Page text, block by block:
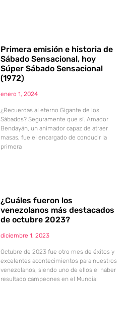
Primera emisión e historia de
Sábado Sensacional, hoy
Súper Sábado Sensacional
(1972)
enero 1, 2024
¿Recuerdas al eterno Gigante de los
Sábados? Seguramente que sí. Amador
Bendayán, un animador capaz de atraer
masas, fue el encargado de conducir la
primera
¿Cuáles fueron los
venezolanos más destacados
de octubre 2023?
diciembre 1, 2023
Octubre de 2023 fue otro mes de éxitos y
excelentes acontecimientos para nuestros
venezolanos, siendo uno de ellos el haber
resultado campeones en el Mundial